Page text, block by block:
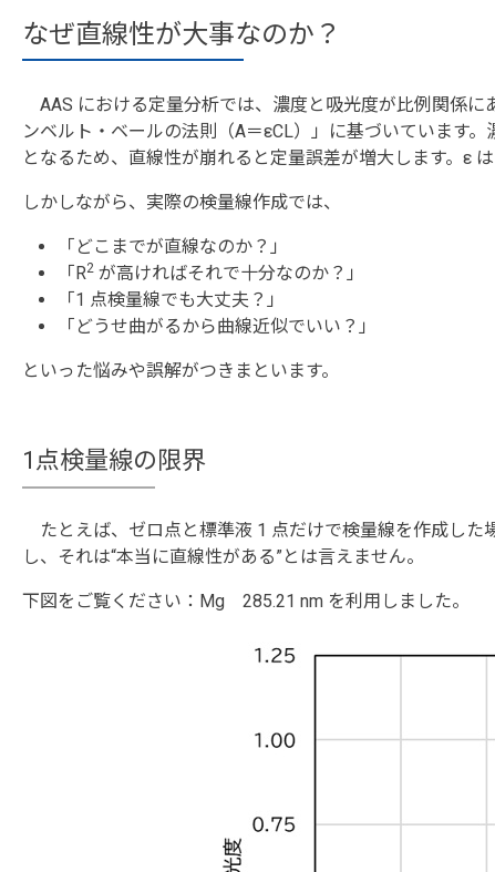
なぜ直線性が大事なのか？
AAS における定量分析では、濃度と吸光度が比例関係に
ンベルト・ベールの法則（A＝εCL）」に基づいています
となるため、直線性が崩れると定量誤差が増大します。ε
しかしながら、実際の検量線作成では、
「どこまでが直線なのか？」
「R2 が高ければそれで十分なのか？」
「1 点検量線でも大丈夫？」
「どうせ曲がるから曲線近似でいい？」
といった悩みや誤解がつきまといます。
1点検量線の限界
たとえば、ゼロ点と標準液 1 点だけで検量線を作成し
し、それは“本当に直線性がある”とは言えません。
下図をご覧ください：Mg 285.21 nm を利用しました。